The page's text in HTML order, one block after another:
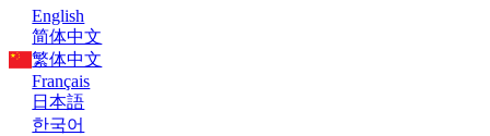
English
简体中文
繁体中文
Français
日本語
한국어